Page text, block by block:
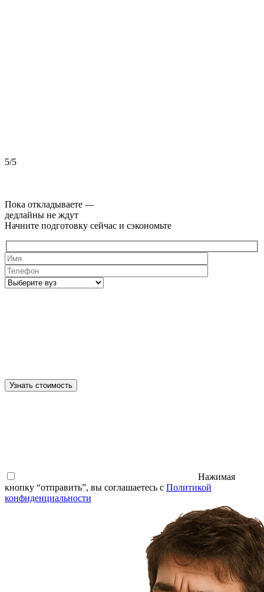
5/5
Пока откладываете —
дедлайны не ждут
Начните подготовку сейчас и сэкономьте
Узнать стоимость
Нажимая
кнопку “отправить”, вы соглашаетесь с Политикой
конфиденциальности